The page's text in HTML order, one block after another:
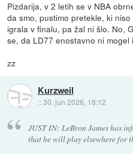
Pizdarija, v 2 letih se v NBA
da smo, pustimo pretekle, ki
igrala v finalu, pa žal ni šlo. No,
se, da LD77 enostavno ni mogel
zz
Kurzweil
::30. jun 2026, 18:12
JUST IN: LeBron James has
that he will play elsewhere for